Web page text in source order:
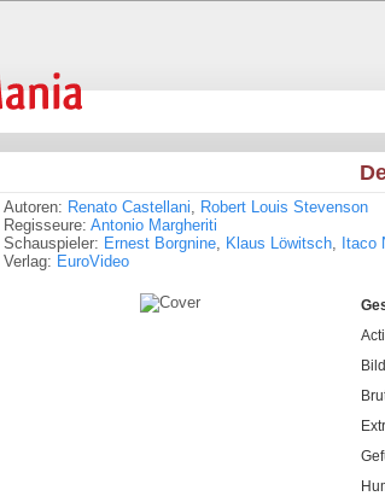
Autoren: Renato Castellani, Robert Louis Stevenson
Regisseure: Antonio Margheriti
Schauspieler: Ernest Borgnine, Klaus Löwitsch, Itaco
Verlag: EuroVideo